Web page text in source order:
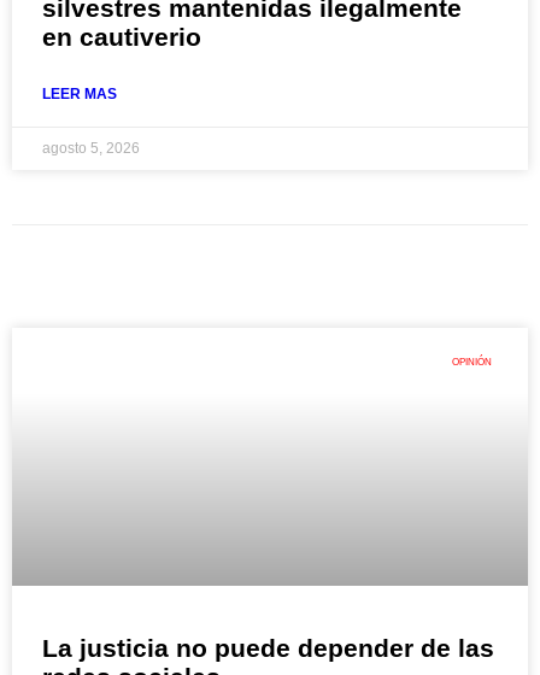
silvestres mantenidas ilegalmente
en cautiverio
LEER MAS
agosto 5, 2026
OPINIÓN
La justicia no puede depender de las